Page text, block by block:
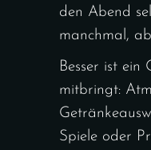
den Abend
manchmal,
Besser ist ein
mitbringt:
Spiele oder